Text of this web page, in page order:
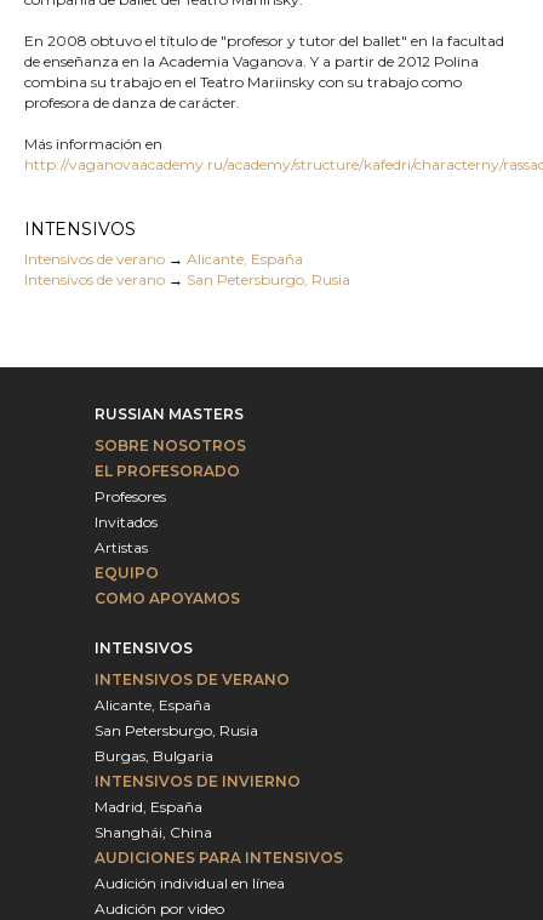
En 2008 obtuvo el título de "profesor y tutor del ballet" en la facultad
de enseñanza en la Academia Vaganova. Y a partir de 2012 Polina
combina su trabajo en el Teatro Mariinsky con su trabajo como
profesora de danza de carácter.
Más información en
http://vaganovaacademy.ru/academy/structure/kafedri/characterny/
INTENSIVOS
Intensivos de verano → Alicante, España
Intensivos de verano → San Petersburgo, Rusia
RUSSIAN MASTERS
SOBRE NOSOTROS
EL PROFESORADO
Profesores
Invitados
Artistas
EQUIPO
COMO APOYAMOS
INTENSIVOS
INTENSIVOS DE VERANO
Alicante, España
San Petersburgo, Rusia
Burgas, Bulgaria
INTENSIVOS DE INVIERNO
Madrid, España
Shanghái, China
AUDICIONES PARA INTENSIVOS
Audición individual en línea
Audición por video